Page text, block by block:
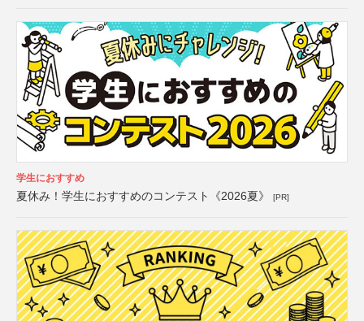
学生におすすめ
夏休み！学生におすすめのコンテスト《2026夏》 [PR]